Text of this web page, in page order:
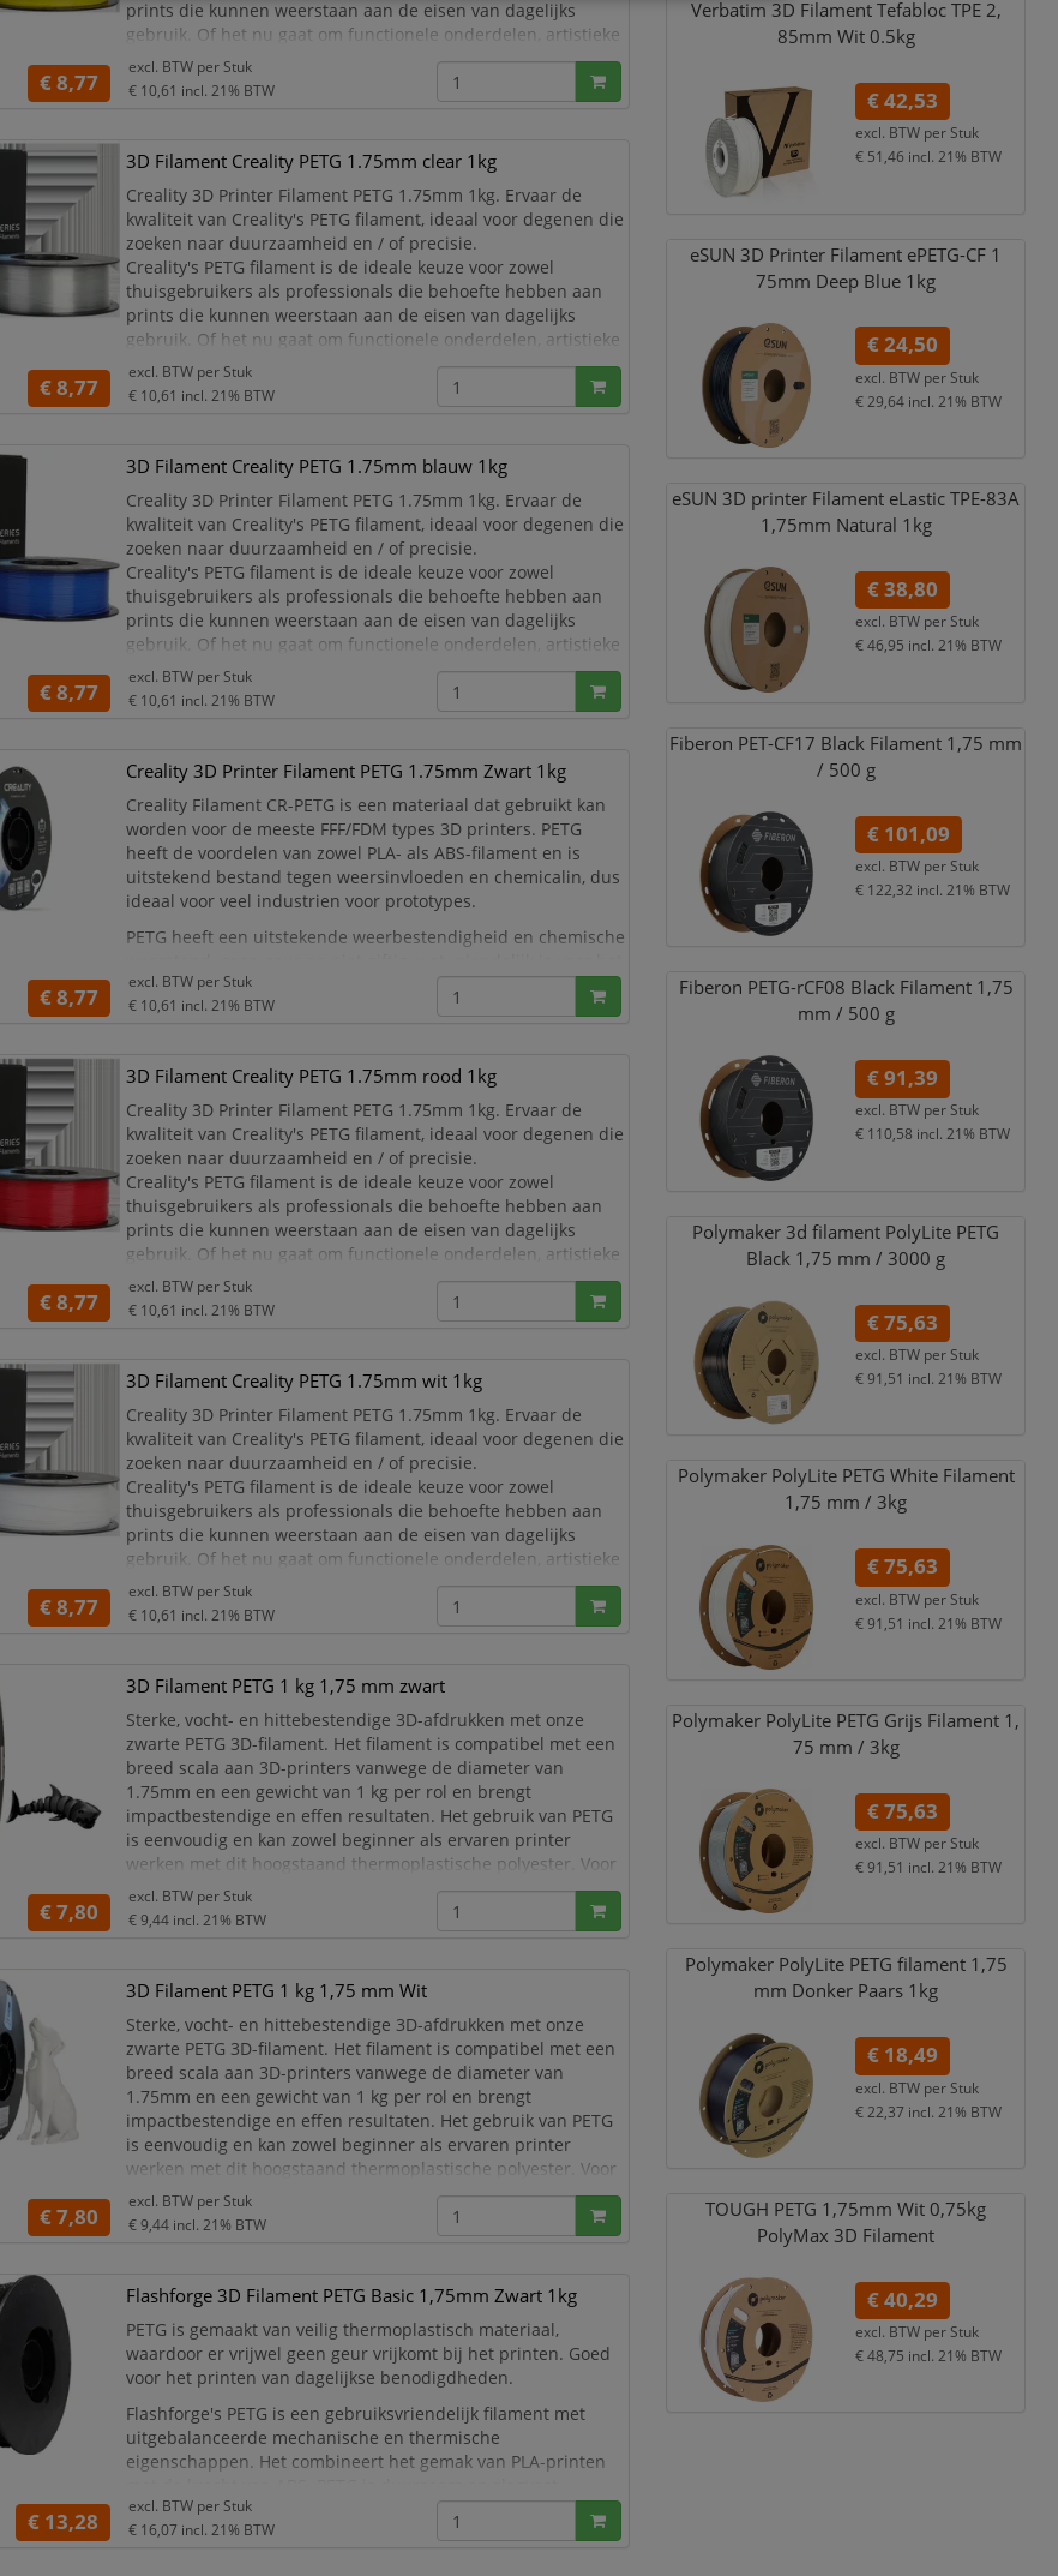
prints die kunnen weerstaan aan de eisen van dagelijks
gebruik. Of het nu gaat om functionele onderdelen, artistieke
creaties of educatieve modellen, de kwaliteit van dit
€ 8,77
excl. BTW per Stuk
€ 10,61 incl. 21% BTW
3D Filament Creality PETG 1.75mm clear 1kg
Creality 3D Printer Filament PETG 1.75mm 1kg. Ervaar de
kwaliteit van Creality's PETG filament, ideaal voor degenen die
zoeken naar duurzaamheid en / of precisie.
Creality's PETG filament is de ideale keuze voor zowel
thuisgebruikers als professionals die behoefte hebben aan
prints die kunnen weerstaan aan de eisen van dagelijks
gebruik. Of het nu gaat om functionele onderdelen, artistieke
creaties of educatieve modellen, de kwaliteit van dit
€ 8,77
excl. BTW per Stuk
€ 10,61 incl. 21% BTW
3D Filament Creality PETG 1.75mm blauw 1kg
Creality 3D Printer Filament PETG 1.75mm 1kg. Ervaar de
kwaliteit van Creality's PETG filament, ideaal voor degenen die
zoeken naar duurzaamheid en / of precisie.
Creality's PETG filament is de ideale keuze voor zowel
thuisgebruikers als professionals die behoefte hebben aan
prints die kunnen weerstaan aan de eisen van dagelijks
gebruik. Of het nu gaat om functionele onderdelen, artistieke
creaties of educatieve modellen, de kwaliteit van dit
€ 8,77
excl. BTW per Stuk
€ 10,61 incl. 21% BTW
Creality 3D Printer Filament PETG 1.75mm Zwart 1kg
Creality Filament CR-PETG is een materiaal dat gebruikt kan
worden voor de meeste FFF/FDM types 3D printers. PETG
heeft de voordelen van zowel PLA- als ABS-filament en is
uitstekend bestand tegen weersinvloeden en chemicalin, dus
ideaal voor veel industrien voor prototypes.
PETG heeft een uitstekende weerbestendigheid en chemische
milieu.
€ 8,77
excl. BTW per Stuk
€ 10,61 incl. 21% BTW
3D Filament Creality PETG 1.75mm rood 1kg
Creality 3D Printer Filament PETG 1.75mm 1kg. Ervaar de
kwaliteit van Creality's PETG filament, ideaal voor degenen die
zoeken naar duurzaamheid en / of precisie.
Creality's PETG filament is de ideale keuze voor zowel
thuisgebruikers als professionals die behoefte hebben aan
prints die kunnen weerstaan aan de eisen van dagelijks
gebruik. Of het nu gaat om functionele onderdelen, artistieke
creaties of educatieve modellen, de kwaliteit van dit
€ 8,77
excl. BTW per Stuk
€ 10,61 incl. 21% BTW
3D Filament Creality PETG 1.75mm wit 1kg
Creality 3D Printer Filament PETG 1.75mm 1kg. Ervaar de
kwaliteit van Creality's PETG filament, ideaal voor degenen die
zoeken naar duurzaamheid en / of precisie.
Creality's PETG filament is de ideale keuze voor zowel
thuisgebruikers als professionals die behoefte hebben aan
prints die kunnen weerstaan aan de eisen van dagelijks
gebruik. Of het nu gaat om functionele onderdelen, artistieke
creaties of educatieve modellen, de kwaliteit van dit
€ 8,77
excl. BTW per Stuk
€ 10,61 incl. 21% BTW
3D Filament PETG 1 kg 1,75 mm zwart
Sterke, vocht- en hittebestendige 3D-afdrukken met onze
zwarte PETG 3D-filament. Het filament is compatibel met een
breed scala aan 3D-printers vanwege de diameter van
1.75mm en een gewicht van 1 kg per rol en brengt
impactbestendige en effen resultaten. Het gebruik van PETG
is eenvoudig en kan zowel beginner als ervaren printer
werken met dit hoogstaand thermoplastische polyester. Voor
een egale, hoogwaardige, sterke afwerking kiest u voor onze
€ 7,80
excl. BTW per Stuk
€ 9,44 incl. 21% BTW
3D Filament PETG 1 kg 1,75 mm Wit
Sterke, vocht- en hittebestendige 3D-afdrukken met onze
zwarte PETG 3D-filament. Het filament is compatibel met een
breed scala aan 3D-printers vanwege de diameter van
1.75mm en een gewicht van 1 kg per rol en brengt
impactbestendige en effen resultaten. Het gebruik van PETG
is eenvoudig en kan zowel beginner als ervaren printer
werken met dit hoogstaand thermoplastische polyester. Voor
een egale, hoogwaardige, sterke afwerking kiest u voor onze
€ 7,80
excl. BTW per Stuk
€ 9,44 incl. 21% BTW
Flashforge 3D Filament PETG Basic 1,75mm Zwart 1kg
PETG is gemaakt van veilig thermoplastisch materiaal,
waardoor er vrijwel geen geur vrijkomt bij het printen. Goed
voor het printen van dagelijkse benodigdheden.
Flashforge's PETG is een gebruiksvriendelijk filament met
uitgebalanceerde mechanische en thermische
eigenschappen. Het combineert het gemak van PLA-printen
waardoor het ideaal is voor functionele onderdelen,
prototypes en transpara
€ 13,28
excl. BTW per Stuk
€ 16,07 incl. 21% BTW
Verbatim 3D Filament Tefabloc TPE 2,
85mm Wit 0.5kg
€ 42,53
excl. BTW per Stuk
€ 51,46 incl. 21% BTW
eSUN 3D Printer Filament ePETG-CF 1
75mm Deep Blue 1kg
€ 24,50
excl. BTW per Stuk
€ 29,64 incl. 21% BTW
eSUN 3D printer Filament eLastic TPE-83A
1,75mm Natural 1kg
€ 38,80
excl. BTW per Stuk
€ 46,95 incl. 21% BTW
Fiberon PET-CF17 Black Filament 1,75 mm
/ 500 g
€ 101,09
excl. BTW per Stuk
€ 122,32 incl. 21% BTW
Fiberon PETG-rCF08 Black Filament 1,75
mm / 500 g
€ 91,39
excl. BTW per Stuk
€ 110,58 incl. 21% BTW
Polymaker 3d filament PolyLite PETG
Black 1,75 mm / 3000 g
€ 75,63
excl. BTW per Stuk
€ 91,51 incl. 21% BTW
Polymaker PolyLite PETG White Filament
1,75 mm / 3kg
€ 75,63
excl. BTW per Stuk
€ 91,51 incl. 21% BTW
Polymaker PolyLite PETG Grijs Filament 1,
75 mm / 3kg
€ 75,63
excl. BTW per Stuk
€ 91,51 incl. 21% BTW
Polymaker PolyLite PETG filament 1,75
mm Donker Paars 1kg
€ 18,49
excl. BTW per Stuk
€ 22,37 incl. 21% BTW
TOUGH PETG 1,75mm Wit 0,75kg
PolyMax 3D Filament
€ 40,29
excl. BTW per Stuk
€ 48,75 incl. 21% BTW